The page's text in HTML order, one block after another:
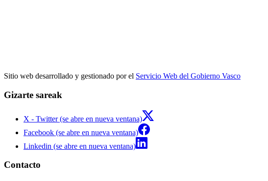
Sitio web desarrollado y gestionado por el Servicio Web del Gobierno Vasco
Gizarte sareak
X - Twitter (se abre en nueva ventana)
Facebook (se abre en nueva ventana)
Linkedin (se abre en nueva ventana)
Contacto